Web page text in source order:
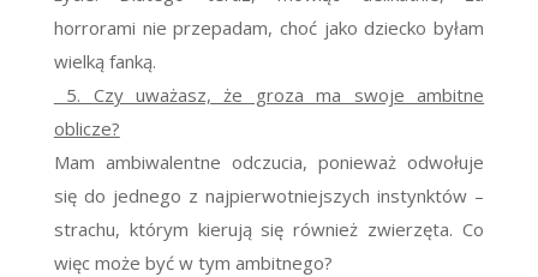
horrorami nie przepadam, choć jako dziecko byłam
wielką fanką.
5. Czy uważasz, że groza ma swoje ambitne
oblicze?
Mam ambiwalentne odczucia, ponieważ odwołuje
się do jednego z najpierwotniejszych instynktów –
strachu, którym kierują się również zwierzęta. Co
więc może być w tym ambitnego?